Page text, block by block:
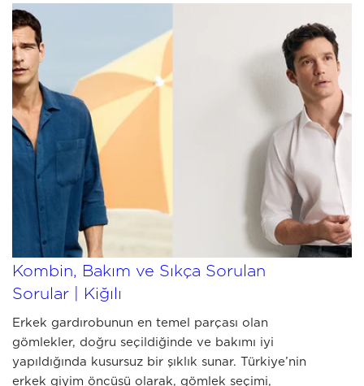
JULY 03 2026
Erkek Gömlek Rehberi: Seçim,
Kombin, Bakım ve Sıkça Sorulan
Sorular | Kiğılı
Erkek gardırobunun en temel parçası olan
gömlekler, doğru seçildiğinde ve bakımı iyi
yapıldığında kusursuz bir şıklık sunar. Türkiye’nin
erkek giyim öncüsü olarak, gömlek seçimi,